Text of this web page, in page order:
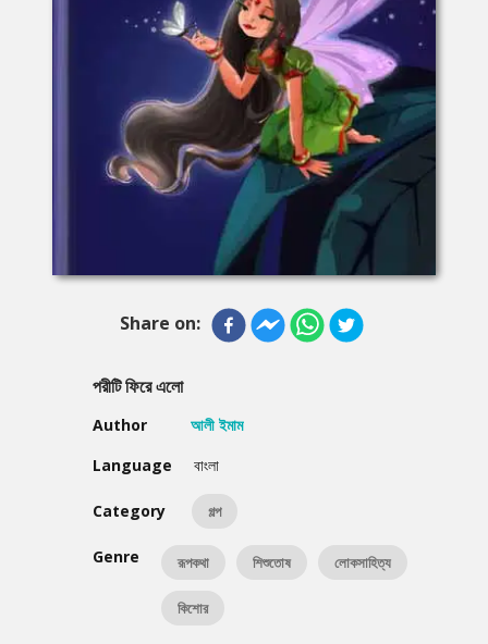
Share on:
পরীটি ফিরে এলো
Author
আলী ইমাম
Language
বাংলা
Category গল্প
Genre রূপকথা শিশুতোষ লোকসাহিত্য
কিশোর